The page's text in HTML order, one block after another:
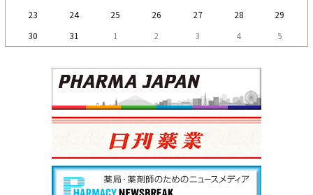
23
24 25 26 27 28
29
30
31 1 2 3 4 5